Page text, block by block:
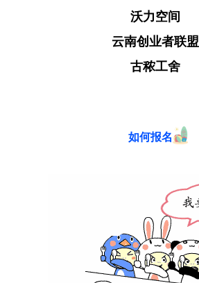
沃力空间
云南创业者联盟
古秾工舍
如何报名